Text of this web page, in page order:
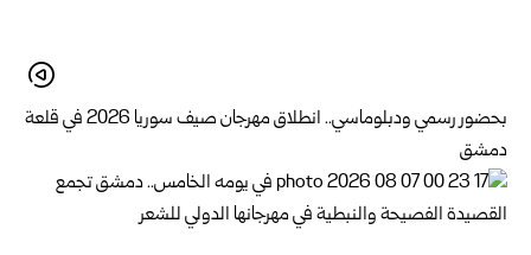
بحضور رسمي ودبلوماسي.. انطلاق مهرجان صيف سوريا 2026 في قلعة
دمشق